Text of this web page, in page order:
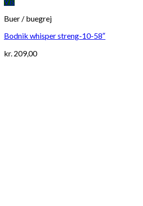
Buer / buegrej
Bodnik whisper streng-10-58″
kr. 209,00